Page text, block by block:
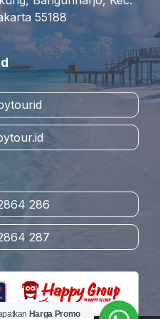
55188
286
287
Harga Promo